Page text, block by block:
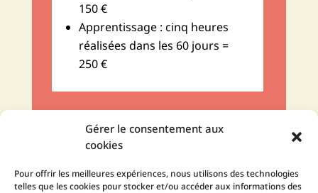
Gérer le consentement aux
cookies
Pour offrir les meilleures expériences, nous utilisons des technologies
telles que les cookies pour stocker et/ou accéder aux informations des
150 €
Apprentissage : cinq heures
réalisées dans les 60 jours =
250 €
Je suis intéressé.e